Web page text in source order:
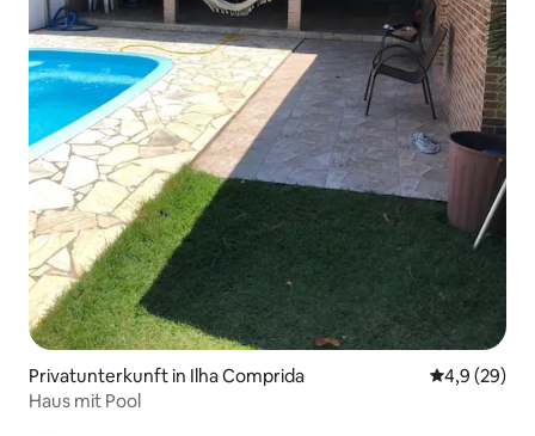
Privatunterkunft in Ilha Comprida
4,9 (29)
Haus mit Pool